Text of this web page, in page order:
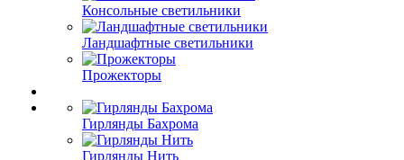
Консольные светильники
Ландшафтные светильники
Прожекторы
Гирлянды Бахрома
Гирлянды Нить